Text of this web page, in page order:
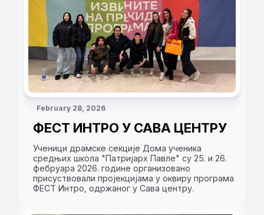
February 28, 2026
ФЕСТ ИНТРО У САВА ЦЕНТРУ
Ученици драмске секције Дома ученика
средњих школа "Патријарх Павле" су 25. и 26.
фебруара 2026. године организовано
присуствовали пројекцијама у оквиру програма
ФЕСТ Интро, одржаног у Сава центру.